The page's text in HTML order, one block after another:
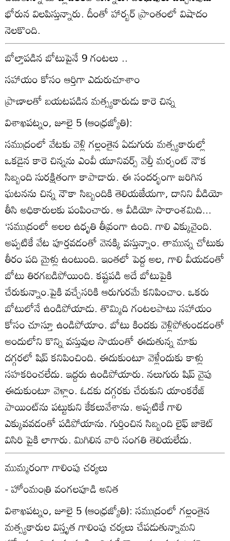
భోరున విలపిస్తున్నారు. దీంతో హార్బర్‌ ప్రాంతంలో విషాదం
నెలకొంది.
బోల్తాపడిన బోటుపైనే 9 గంటలు ..
సహాయం కోసం ఆర్తిగా ఎదురుచూశాం
ప్రాణాలతో బయటపడిన మత్స్యకారుడు కారె చిన్న
విశాఖపట్నం, జూలై 5 (ఆంధ్రజ్యోతి):
సముద్రంలో వేటకు వెళ్లి గల్లంతైన ఏడుగురు మత్స్యకారుల్లో
ఒకడైన కారె చిన్నను ఎంవీ యూనివర్స్‌ వెల్తీ మర్చంట్‌ నౌక
సిబ్బంది సురక్షితంగా కాపాడారు. ఈ సందర్భంగా జరిగిన
ఘటనను చిన్న నౌకా సిబ్బందికి తెలియజేయగా, దానిని వీడియో
తీసి అధికారులకు పంపించారు. ఆ వీడియో సారాంశమిది...
‘సముద్రంలో అలల ఉధృతి తీవ్రంగా ఉంది. గాలి ఎక్కువైంది.
అప్పటికే వేట పూర్తవడంతో వెనక్కి వస్తున్నాం. తామున్న చోటుకు
తీరం పది మైళ్లు ఉంటుంది. ఇంతలో పెద్ద అల, గాలి వీయడంతో
బోటు తిరగబడిపోయింది. కష్టపడి అదే బోటుపైకి
చేరుకున్నాం.పైకి వచ్చేసరికి ఆరుగురమే కనిపించాం. ఒకరు
బోటులోనే ఉండిపోయాడు. తొమ్మిది గంటలపాటు సహాయం
కోసం చూస్తూ ఉండిపోయాం. బోటు కిందకు వెళ్లిపోతుండడంతో
అందులోని కొన్ని వస్తువుల సాయంతో ఈదుతున్న మాకు
దగ్గరలో షిప్‌ కనిపించింది. ఈదుకుంటూ వెళ్లేందుకు కాళ్లు
సహకరించలేదు. ఇద్దరు ఉండిపోయారు. నలుగురు షిప్‌ వైపు
ఈదుకుంటూ వెళ్లాం. ఓడకు దగ్గరకు చేరుకుని యాంకరేజ్‌
పాయింట్‌ను పట్టుకుని కేకలువేశాను. అప్పటికే గాలి
ఎక్కువవడంతో పడిపోయాను. గుర్తించిన సిబ్బంది లైఫ్‌ జాకెట్‌
విసిరి పైకి లాగారు. మిగిలిన వారి సంగతి తెలియలేదు.
ముమ్మరంగా గాలింపు చర్యలు
- హోంమంత్రి వంగలపూడి అనిత
విశాఖపట్నం, జూలై 5 (ఆంధ్రజ్యోతి): సముద్రంలో గల్లంతైన
మత్స్యకారుల విస్తృత గాలింపు చర్యలు చేపడుతున్నామని